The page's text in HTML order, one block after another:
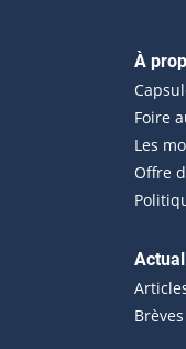
À
Foire
Les
Offre
Brèves